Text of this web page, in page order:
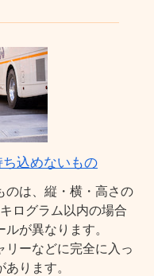
込めないもの
のは、縦・横・高さの
ログラム以内の場合
が異なります。
ーなどに完全に入っ
ります。